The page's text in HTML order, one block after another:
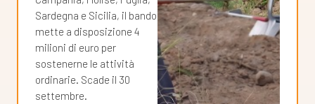
Sardegna e Sicilia, il bando
mette a disposizione 4
milioni di euro per
sostenerne le attività
ordinarie. Scade il 30
settembre.